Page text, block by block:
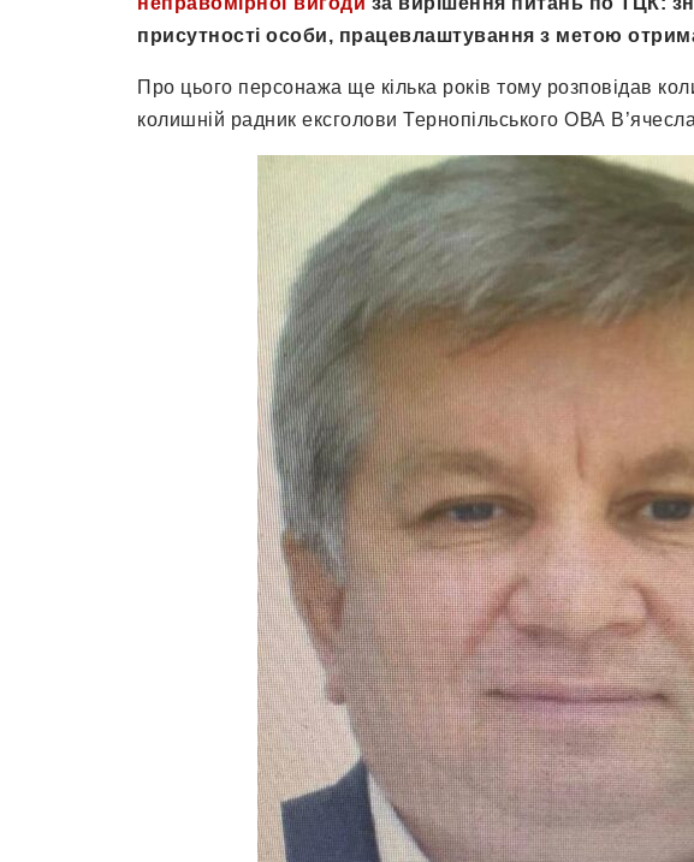
присутності особи, працевлаштування з метою
Про цього персонажа ще кілька років тому розповідав
колишній радник ексголови Тернопільського ОВА